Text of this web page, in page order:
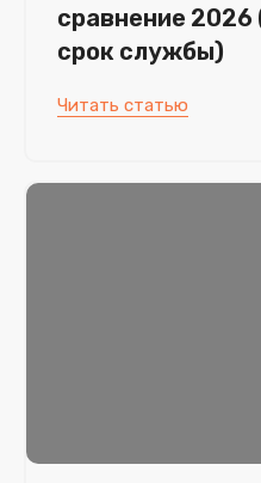
сравнение 2026
срок службы)
Читать статью